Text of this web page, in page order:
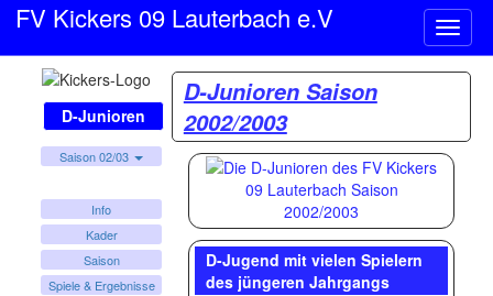
ein-/
FV Kickers 09 Lauterbach e.V
D-Junioren
Saison 02/03
Info
Kader
Saison
Spiele & Ergebnisse
D-Junioren Saison
2002/2003
D-Jugend mit vielen Spielern
des jüngeren Jahrgangs